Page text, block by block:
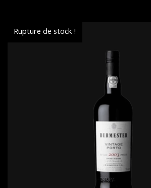
Rupture de stock !